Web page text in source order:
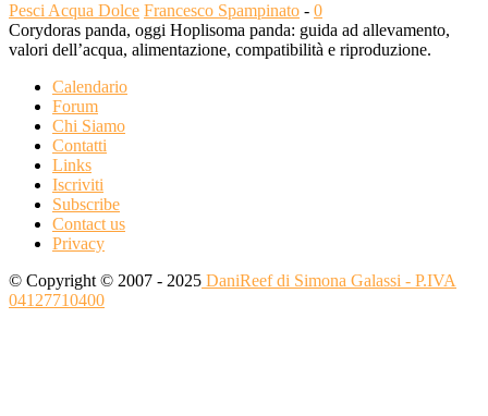
Pesci Acqua Dolce Francesco Spampinato - 0
Corydoras panda, oggi Hoplisoma panda: guida ad allevamento,
valori dell’acqua, alimentazione, compatibilità e riproduzione.
Calendario
Forum
Chi Siamo
Contatti
Links
Iscriviti
Subscribe
Contact us
Privacy
© Copyright © 2007 - 2025 DaniReef di Simona Galassi - P.IVA
04127710400